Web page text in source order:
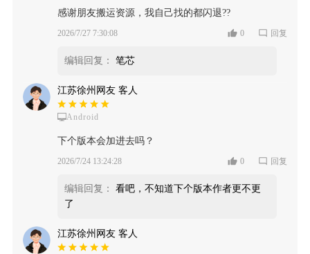
感谢朋友搬运资源，我自己找的都闪退??
2026/7/27 7:30:08 0 回复
编辑回复： 笔芯
江苏徐州网友 客人
Android
下个版本会加进去吗？
2026/7/24 13:24:28 0 回复
编辑回复：
看吧，不知道下个版本作者更不更
了
江苏徐州网友 客人